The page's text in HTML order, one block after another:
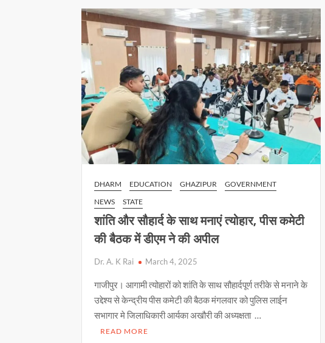
DHARM EDUCATION GHAZIPUR
GOVERNMENT
NEWS
STATE
शांति और सौहार्द के साथ मनाएं त्योहार, पीस कमेटी
की बैठक में डीएम ने की अपील
Dr. A. K Rai March 4, 2025
गाजीपुर। आगामी त्योहारों को शांति के साथ सौहार्दपूर्ण तरीके से मनाने के
उद्देश्य से केन्द्रीय पीस कमेटी की बैठक मंगलवार को पुलिस लाईन
सभागार मे जिलाधिकारी आर्यका अखौरी की अध्यक्षता …
READ MORE